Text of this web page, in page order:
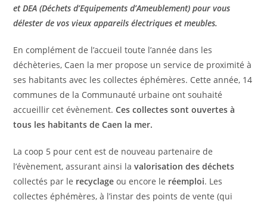
et DEA (Déchets d’Equipements d’Ameublement) pour vous
délester de vos vieux appareils électriques et meubles.
En complément de l’accueil toute l’année dans les
déchèteries, Caen la mer propose un service de proximité à
ses habitants avec les collectes éphémères. Cette année, 14
communes de la Communauté urbaine ont souhaité
accueillir cet évènement.Ces collectes sont ouvertes à
tous les habitants de Caen la mer.
La coop 5 pour cent est de nouveau partenaire de
l’évènement, assurant ainsi lavalorisation des déchets
collectés par le recyclage ou encore le réemploi. Les
collectes éphémères, à l’instar des points de vente (qui